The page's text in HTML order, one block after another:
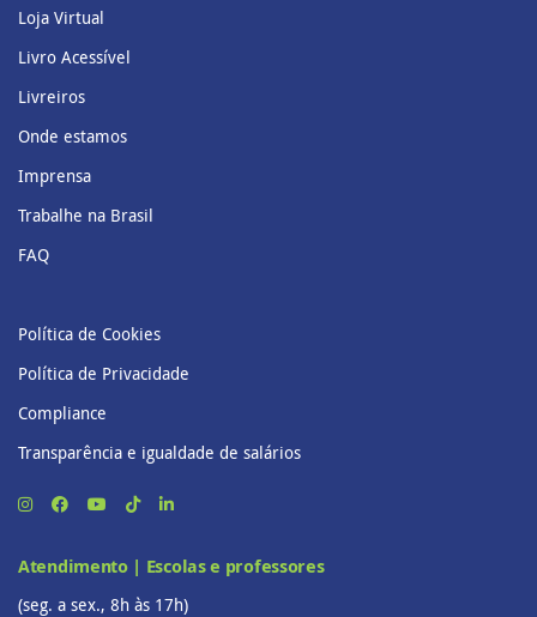
Loja Virtual
Livro Acessível
Livreiros
Onde estamos
Imprensa
Trabalhe na Brasil
FAQ
Política de Cookies
Política de Privacidade
Compliance
Transparência e igualdade de salários
Atendimento | Escolas e professores
(seg. a sex., 8h às 17h)